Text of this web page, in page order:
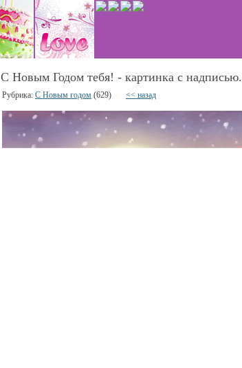
С Новым Годом тебя! - картинка с надписью.
Рубрика: С Новым годом (629) << назад